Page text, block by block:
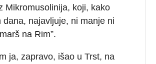
Mikromusolinija, koji, kako
dana, najavljuje, ni manje ni
na Rim”.
ja, zapravo, išao u Trst, na